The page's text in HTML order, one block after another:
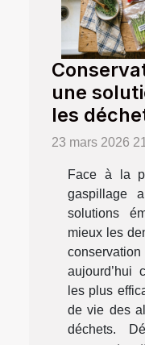
une
les
23 mars 2026
Face à la
gaspillage
solutions
mieux les
aujourd’hui
les plus
de vie des
déchets.